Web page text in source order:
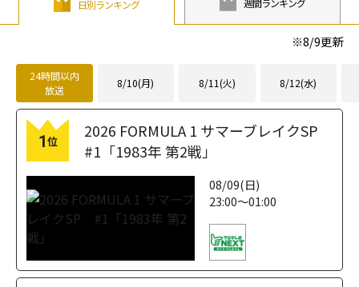
日別ランキング 週間ランキング
※8/9更新
24時間以内
放送
8/10(月) 8/11(火) 8/12(水)
1位
2026 FORMULA 1 サマーブレイクSP
#1「1983年 第2戦」
08/09(日)
23:00～01:00